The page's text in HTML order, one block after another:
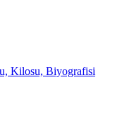
Kilosu, Biyografisi